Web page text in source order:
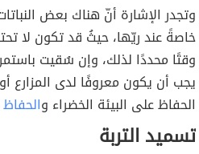
وتجدر الإشارة أنّ هناك بعض
خاصةً عند ريّها، حيثُ قد تكون لا
وقتًا محددًا لذلك، وإن سُقيت
يجب أن يكون معروفًا لدى
الحفاظ على البيئة الخضراء و
تسميد التربة